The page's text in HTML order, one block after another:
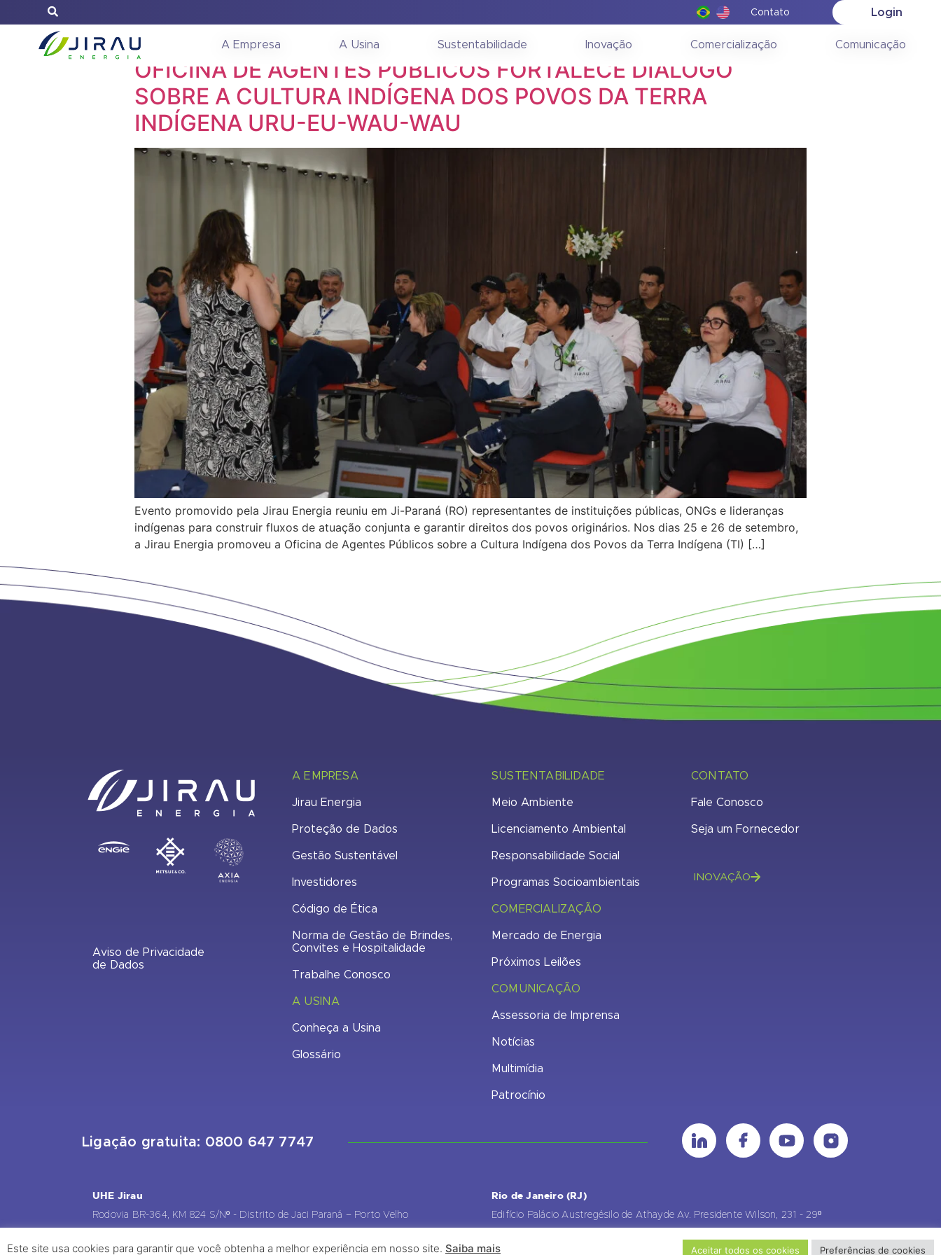
Contato Login
A Empresa A Usina Sustentabilidade Inovação Comercialização Comunicação
Dia:29 de setembro de 2025
OFICINA DE AGENTES PÚBLICOS FORTALECE DIÁLOGO
SOBRE A CULTURA INDÍGENA DOS POVOS DA TERRA
INDÍGENA URU-EU-WAU-WAU
Evento promovido pela Jirau Energia reuniu em Ji-Paraná (RO) representantes de instituições públicas, ONGs e lideranças
indígenas para construir fluxos de atuação conjunta e garantir direitos dos povos originários. Nos dias 25 e 26 de setembro,
a Jirau Energia promoveu a Oficina de Agentes Públicos sobre a Cultura Indígena dos Povos da Terra Indígena (TI) […]
Aviso de Privacidade
de Dados
A EMPRESA
Jirau Energia
Proteção de Dados
Gestão Sustentável
Investidores
Código de Ética
Norma de Gestão de Brindes,
Convites e Hospitalidade
Trabalhe Conosco
A USINA
Conheça a Usina
Glossário
SUSTENTABILIDADE
Meio Ambiente
Licenciamento Ambiental
Responsabilidade Social
Programas Socioambientais
COMERCIALIZAÇÃO
Mercado de Energia
Próximos Leilões
COMUNICAÇÃO
Assessoria de Imprensa
Notícias
Multimídia
Patrocínio
CONTATO
Fale Conosco
Seja um Fornecedor
INOVAÇÃO
Ligação gratuita: 0800 647 7747
UHE Jirau
Rodovia BR-364, KM 824 S/Nº - Distrito de Jaci Paraná – Porto Velho
Rio de Janeiro (RJ)
Edifício Palácio Austregésilo de Athayde Av. Presidente Wilson, 231 - 29º
Este site usa cookies para garantir que você obtenha a melhor experiência em nosso site. Saiba mais Aceitar todos os cookies Preferências de cookies